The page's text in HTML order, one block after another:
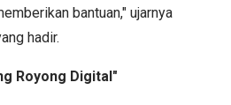
bantuan," ujarnya
hadir.
Royong Digital"